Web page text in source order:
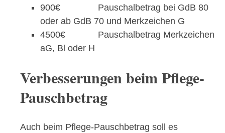
900€ Pauschalbetrag bei GdB 80
oder ab GdB 70 und Merkzeichen G
4500€ Pauschalbetrag Merkzeichen
aG, Bl oder H
Verbesserungen beim Pflege-
Pauschbetrag
Auch beim Pflege-Pauschbetrag soll es